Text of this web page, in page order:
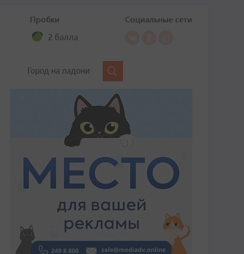
Пробки
2 балла
Социальные сети
Город на ладони